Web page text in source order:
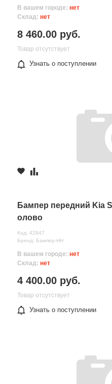
В вашем городе: нет
Склад: нет
8 460.00 руб.
Товар отсутствует
Узнать о поступлении
Бампер передний Kia
олово
Код: 42847
Бренд: Бампер-НН
В вашем городе: нет
Склад: нет
4 400.00 руб.
Товар отсутствует
Узнать о поступлении